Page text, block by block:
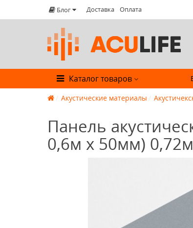
Блог Доставка Оплата
Каталог товаров
Акустические материалы
Панель
0,6м х 50мм)